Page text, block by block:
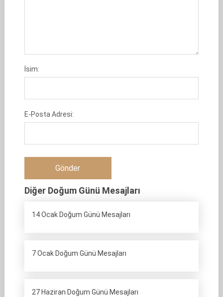
İsim:
E-Posta Adresi:
Diğer Doğum Günü Mesajları
14 Ocak Doğum Günü Mesajları
7 Ocak Doğum Günü Mesajları
27 Haziran Doğum Günü Mesajları